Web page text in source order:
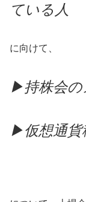
ている人
に向けて、
▶持株会の
▶仮想通貨